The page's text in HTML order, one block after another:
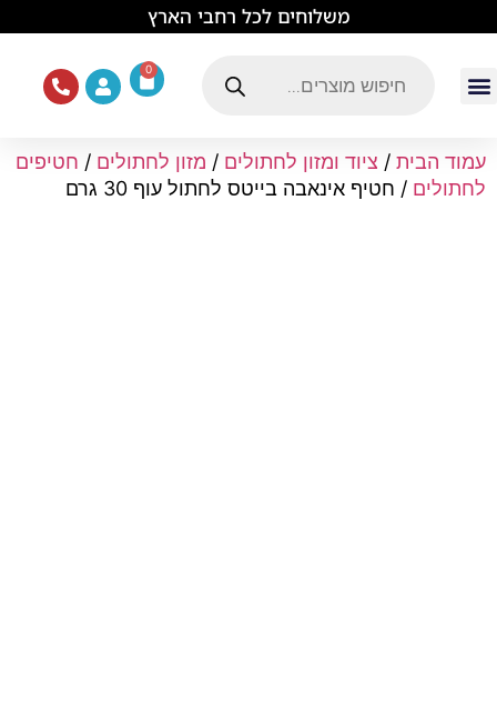
משלוחים לכל רחבי הארץ
0
עמוד הבית / ציוד ומזון לחתולים / מזון לחתולים / חטיפים
לחתולים / חטיף אינאבה בייטס לחתול עוף 30 גרם